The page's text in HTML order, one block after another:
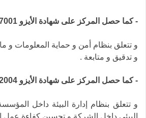
- كما حصل المركز على شهادة الأيزو 27001
و تتعلق بنظام أمن و حماية المعلومات و
و تدقيق و متابعة .
- كما حصل المركز على شهادة الأيزو 2004 : 14001
و تتعلق بنظام إدارة البيئة داخل
البيئي داخل الشركة و تحسين كفاءة عمل